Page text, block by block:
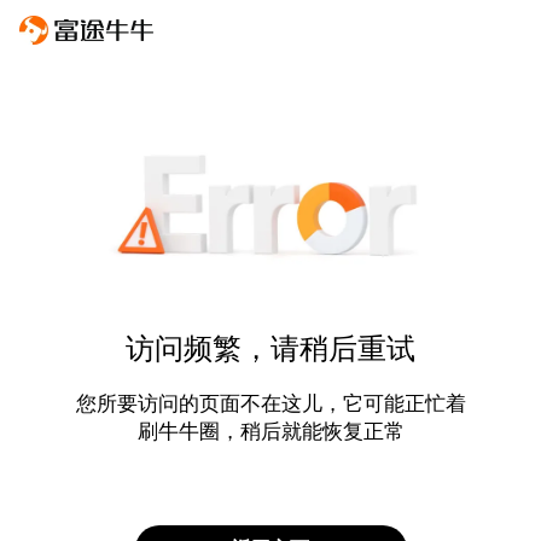
访问频繁，请稍后重试
您所要访问的页面不在这儿，它可能正忙着
刷牛牛圈，稍后就能恢复正常